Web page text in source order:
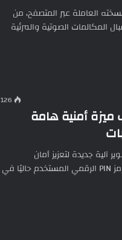
العاملة عبر المتصفح، من
المكالمات الصوتية والمرئية
126
أمنية هامة
جديدة لتعزيز أمان
الحسابات، من خلال استبدال رمز PIN الرقمي المستخدم حاليًا في